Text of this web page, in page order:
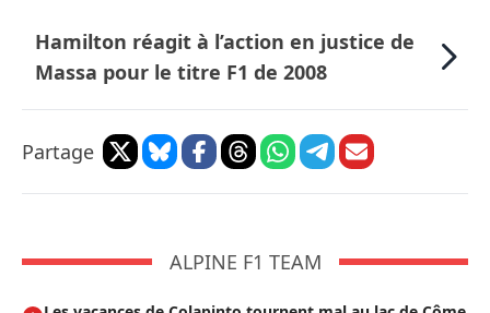
Hamilton réagit à l’action en justice de
Massa pour le titre F1 de 2008
Partage
ALPINE F1 TEAM